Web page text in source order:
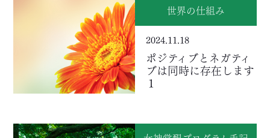
世界の仕組み
2024.11.18
ポジティブとネガティ
ブは同時に存在します
１